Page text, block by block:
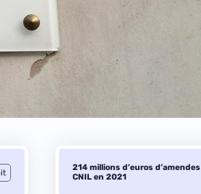
214 millions d’euros d’amendes
CNIL en 2021